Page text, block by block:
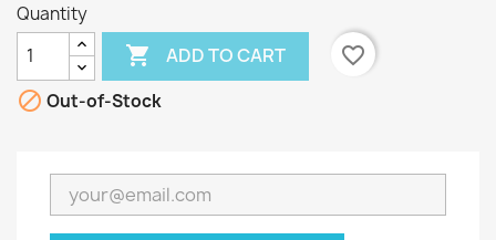
Quantity
 ADD TO CART
favorite_border
 Out-of-Stock